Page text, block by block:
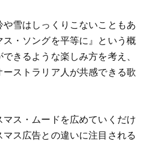
や雪はしっくりこないこともあ
・ソングを平等に』という概
きるような楽しみ方を考え、
ストラリア人が共感できる歌
マス・ムードを広めていくだけ
ス広告との違いに注目される